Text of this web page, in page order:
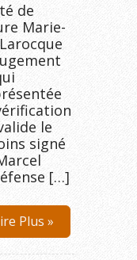
de
Marie-
le
signé
[…]
Plus »